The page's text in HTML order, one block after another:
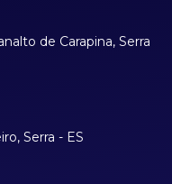
de Carapina, Serra
Serra - ES